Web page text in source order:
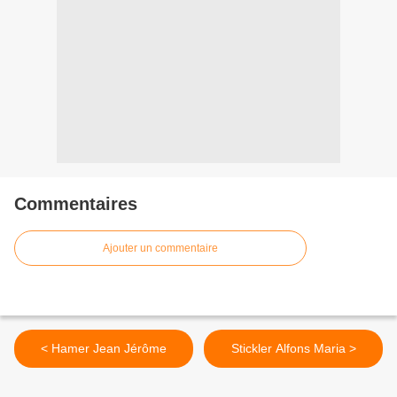
Commentaires
Ajouter un commentaire
< Hamer Jean Jérôme Stickler Alfons Maria >